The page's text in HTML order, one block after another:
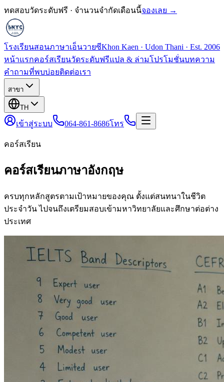
ทดสอบวัดระดับฟรี · จำนวนจำกัดเดือนนี้จองเลย →
โรงเรียนสอนภาษาเอ็นวายซีKhon Kaen · Udon Thani · Est. 2006
หน้าแรกคอร์สเรียนวัดระดับฟรีแปล & ล่ามโปรโมชั่นบทความ
คำถามที่พบบ่อยติดต่อเรา
สาขา
TH
เข้าสู่ระบบ 064-861-8686โทร
คอร์สเรียน
คอร์สเรียนภาษาอังกฤษ
ครบทุกหลักสูตรตามเป้าหมายของคุณ ตั้งแต่สนทนาในชีวิต
ประจำวัน ไปจนถึงเตรียมสอบเข้ามหาวิทยาลัยและศึกษาต่อต่าง
ประเทศ